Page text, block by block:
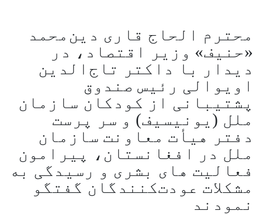
محترم الحاج قاری دین‌محمد
«حنیف» وزیر اقتصاد، در
دیدار با داکتر تاج‌الدین
اویوالی رئیس صندوق
پشتیبانی از کودکان سازمان
ملل (یونیسیف) و سر پرست
دفتر هیأت معاونت سازمان
ملل در افغانستان، پیرامون
فعالیت های بشری و رسیدگی به
مشکلات عودت‌کنندگان گفتگو
نمودند